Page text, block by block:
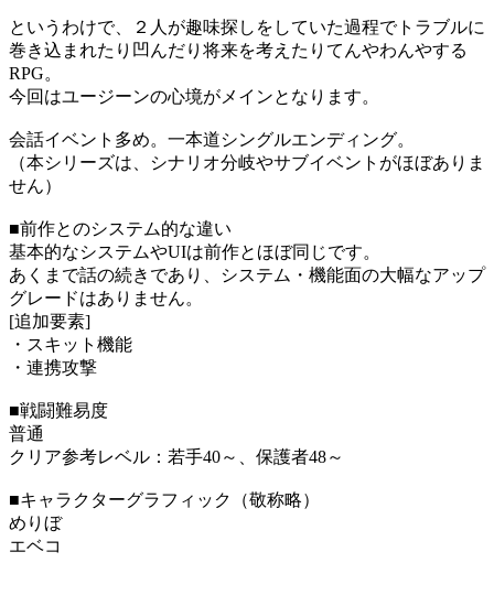
というわけで、２人が趣味探しをしていた過程でトラブルに
巻き込まれたり凹んだり将来を考えたりてんやわんやする
RPG。
今回はユージーンの心境がメインとなります。
会話イベント多め。一本道シングルエンディング。
（本シリーズは、シナリオ分岐やサブイベントがほぼありま
せん）
■前作とのシステム的な違い
基本的なシステムやUIは前作とほぼ同じです。
あくまで話の続きであり、システム・機能面の大幅なアップ
グレードはありません。
[追加要素]
・スキット機能
・連携攻撃
■戦闘難易度
普通
クリア参考レベル：若手40～、保護者48～
■キャラクターグラフィック（敬称略）
めりぼ
エベコ